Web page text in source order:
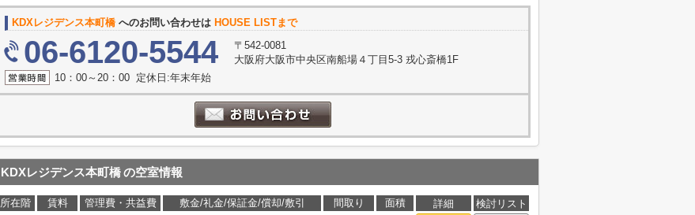
KDXレジデンス本町橋 へのお問い合わせは HOUSE LISTまで
06-6120-5544
〒542-0081
大阪府大阪市中央区南船場４丁目5-3 戎心斎橋1F
10：00～20：00 定休日:年末年始
KDXレジデンス本町橋の空室情報
所在階 賃料 管理費・共益費 敷金/礼金/保証金/償却/敷引 間取り 面積 詳細 検討リスト